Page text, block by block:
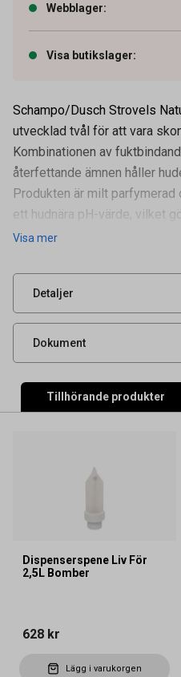
Webblager:
Visa butikslager:
Schampo/Dusch Strovels
utvecklad tvål för att vara
Kombinationen av
återfettande ämnen håller
Produkten är milt parfymerad
ett hudnära pH-värde, vilket
med
Visa mer
Detaljer
Volym
Leverantörens
UNSPSC
Dokument
Produktdatablad
Tillhörande produkter
Dispenserspene Liv För
2,5L Bomber
628 kr
Lägg i varukorgen